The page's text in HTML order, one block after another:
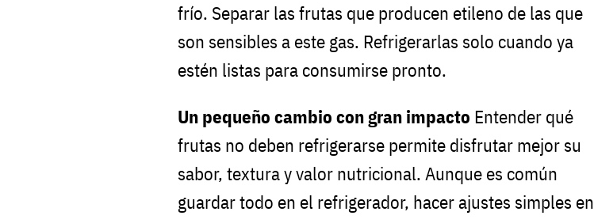
frío. Separar las frutas que producen etileno de las que
son sensibles a este gas. Refrigerarlas solo cuando ya
estén listas para consumirse pronto.
Un pequeño cambio con gran impacto Entender qué
frutas no deben refrigerarse permite disfrutar mejor su
sabor, textura y valor nutricional. Aunque es común
guardar todo en el refrigerador, hacer ajustes simples en